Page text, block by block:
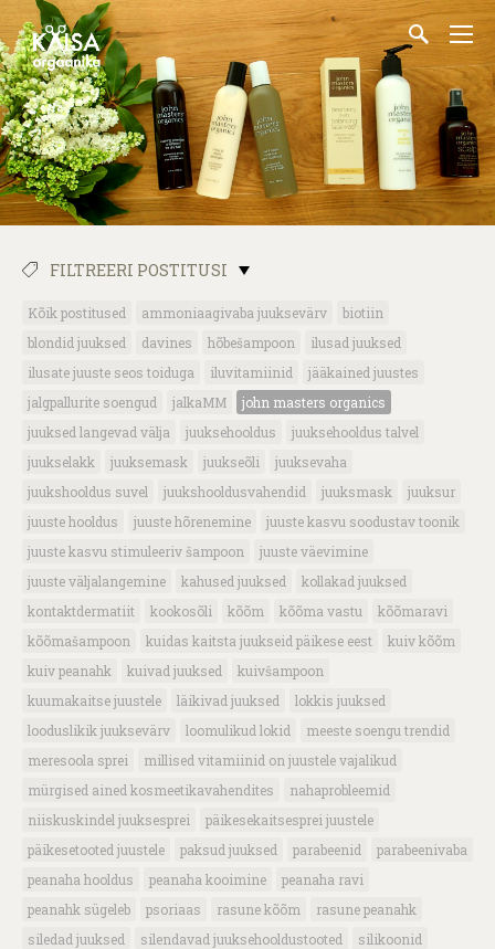
FILTREERI POSTITUSI
Kõik postitused ammoniaagivaba juuksevärv
biotiin
blondid juuksed
davines hõbešampoon
ilusad juuksed
ilusate juuste seos toiduga
iluvitamiinid
jääkained juustes
jalgpallurite soengud
jalkaMM
john masters organics
juuksed langevad välja
juuksehooldus
juuksehooldus talvel
juukselakk
juuksemask juukseõli
juuksevaha
juukshooldus suvel
juukshooldusvahendid juuksmask
juuksur
juuste hooldus
juuste hõrenemine
juuste kasvu soodustav toonik
juuste kasvu stimuleeriv šampoon
juuste väevimine
juuste väljalangemine
kahused juuksed
kollakad juuksed
kontaktdermatiit
kookosõli kõõm kõõma vastu
kõõmaravi
kõõmašampoon
kuidas kaitsta juukseid päikese eest
kuiv kõõm
kuiv peanahk
kuivad juuksed
kuivšampoon
kuumakaitse juustele
läikivad juuksed
lokkis juuksed
looduslikik juuksevärv
loomulikud lokid
meeste soengu trendid
meresoola sprei
millised vitamiinid on juustele vajalikud
mürgised ained kosmeetikavahendites
nahaprobleemid
niiskuskindel juuksesprei
päikesekaitsesprei juustele
päikesetooted juustele
paksud juuksed parabeenid
parabeenivaba
peanaha hooldus
peanaha kooimine
peanaha ravi
peanahk sügeleb
psoriaas rasune kõõm
rasune peanahk
siledad juuksed
silendavad juuksehooldustooted
silikoonid